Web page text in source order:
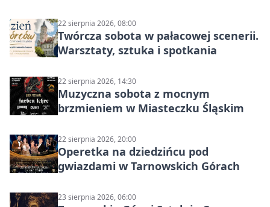
22 sierpnia 2026, 08:00
Twórcza sobota w pałacowej scenerii.
Warsztaty, sztuka i spotkania
22 sierpnia 2026, 14:30
Muzyczna sobota z mocnym
brzmieniem w Miasteczku Śląskim
22 sierpnia 2026, 20:00
Operetka na dziedzińcu pod
gwiazdami w Tarnowskich Górach
23 sierpnia 2026, 06:00